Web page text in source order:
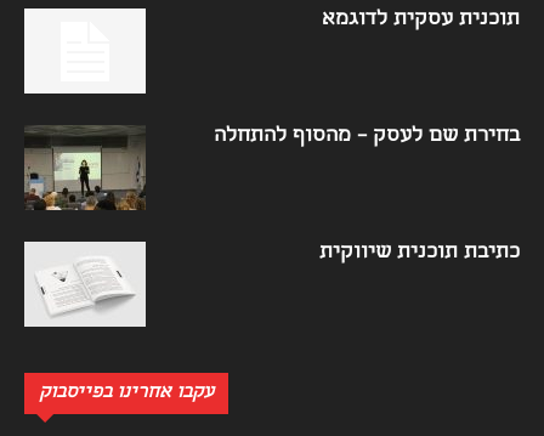
תוכנית עסקית לדוגמא
בחירת שם לעסק – מהסוף להתחלה
כתיבת תוכנית שיווקית
עקבו אחרינו בפייסבוק